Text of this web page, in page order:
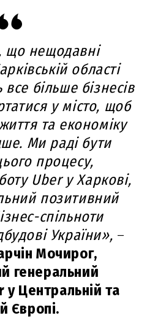
що нещодавні
області
більше бізнесів
у місто, щоб
та економіку
Ми раді бути
процесу,
Uber у Харкові,
позитивний
спільноти
України», –
Мочирог,
генеральний
Центральній та
Європі.